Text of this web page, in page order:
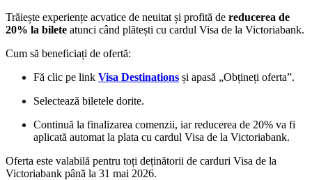
Trăiește experiențe acvatice de neuitat și profită de reducerea de
20% la bilete atunci când plătești cu cardul Visa de la Victoriabank.
Cum să beneficiați de ofertă:
Fă clic pe link Visa Destinations și apasă „Obțineți oferta”.
Selectează biletele dorite.
Continuă la finalizarea comenzii, iar reducerea de 20% va fi
aplicată automat la plata cu cardul Visa de la Victoriabank.
Oferta este valabilă pentru toți deținătorii de carduri Visa de la
Victoriabank până la 31 mai 2026.